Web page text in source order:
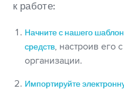
к работе:
Начните с нашего
средств , настроив его
организации.
Импортируйте